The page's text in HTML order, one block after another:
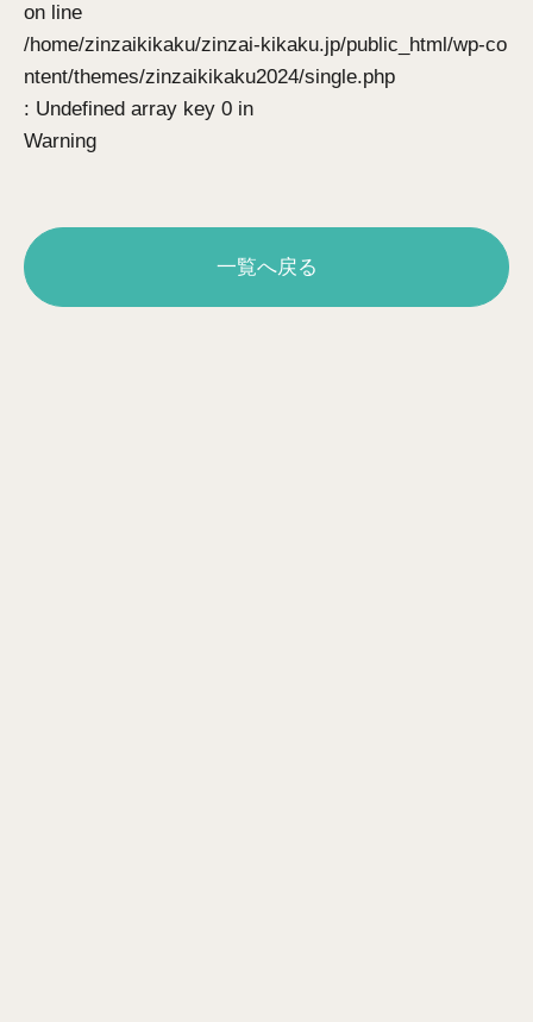
Warning
: Undefined array key 0 in
/home/zinzaikikaku/zinzai-kikaku.jp/public_html/wp-co
ntent/themes/zinzaikikaku2024/single.php
on line
一覧へ戻る